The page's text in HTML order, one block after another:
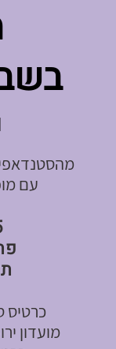
עם
כרטיס
מועדון